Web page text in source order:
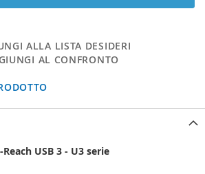
ALLA LISTA DESIDERI
AL CONFRONTO
USB 3 - U3 serie